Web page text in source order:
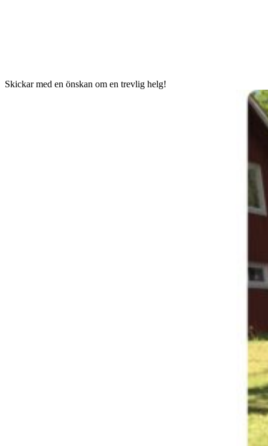
Skickar med en önskan om en trevlig helg!